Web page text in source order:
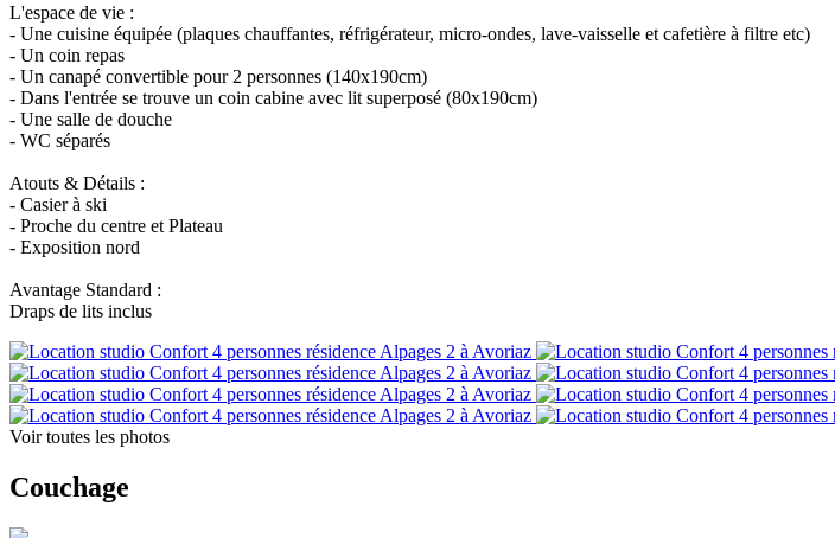
L'espace de vie :
- Une cuisine équipée (plaques chauffantes, réfrigérateur, micro-ondes, lave-vaisselle et cafetière à filtre etc)
- Un coin repas
- Un canapé convertible pour 2 personnes (140x190cm)
- Dans l'entrée se trouve un coin cabine avec lit superposé (80x190cm)
- Une salle de douche
- WC séparés
Atouts & Détails :
- Casier à ski
- Proche du centre et Plateau
- Exposition nord
Avantage Standard :
Draps de lits inclus
Voir toutes les photos
Couchage